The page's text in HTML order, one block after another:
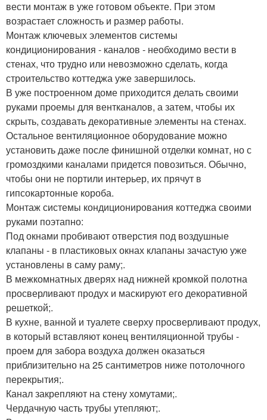
вести монтаж в уже готовом объекте. При этом
возрастает сложность и размер работы.
Монтаж ключевых элементов системы
кондиционирования - каналов - необходимо вести в
стенах, что трудно или невозможно сделать, когда
строительство коттеджа уже завершилось.
В уже построенном доме приходится делать своими
руками проемы для вентканалов, а затем, чтобы их
скрыть, создавать декоративные элементы на стенах.
Остальное вентиляционное оборудование можно
установить даже после финишной отделки комнат, но с
громоздкими каналами придется повозиться. Обычно,
чтобы они не портили интерьер, их прячут в
гипсокартонные короба.
Монтаж системы кондиционирования коттеджа своими
руками поэтапно:
Под окнами пробивают отверстия под воздушные
клапаны - в пластиковых окнах клапаны зачастую уже
установлены в саму раму;.
В межкомнатных дверях над нижней кромкой полотна
просверливают продух и маскируют его декоративной
решеткой;.
В кухне, ванной и туалете сверху просверливают продух,
в который вставляют конец вентиляционной трубы -
проем для забора воздуха должен оказаться
приблизительно на 25 сантиметров ниже потолочного
перекрытия;.
Канал закрепляют на стену хомутами;.
Чердачную часть трубы утепляют;.